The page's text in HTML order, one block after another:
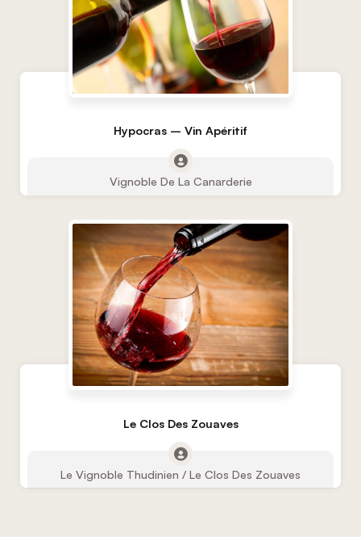
Hypocras – Vin Apéritif
Vignoble De La Canarderie
Le Clos Des Zouaves
Le Vignoble Thudinien / Le Clos Des Zouaves